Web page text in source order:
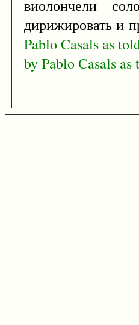
виолончели
дирижировать и
PabloCasals as
byPabloCasals as